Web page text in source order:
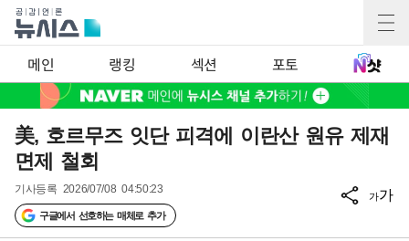
메인 랭킹 섹션 포토
美, 호르무즈 잇단 피격에 이란산 원유 제재
면제 철회
기사등록 2026/07/08 04:50:23
구글에서 선호하는 매체로 추가
가가